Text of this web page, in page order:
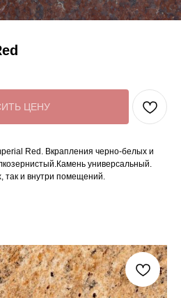
ЦЕНУ
Red. Вкрапления черно-белых и
универсальный.
так и внутри помещений.